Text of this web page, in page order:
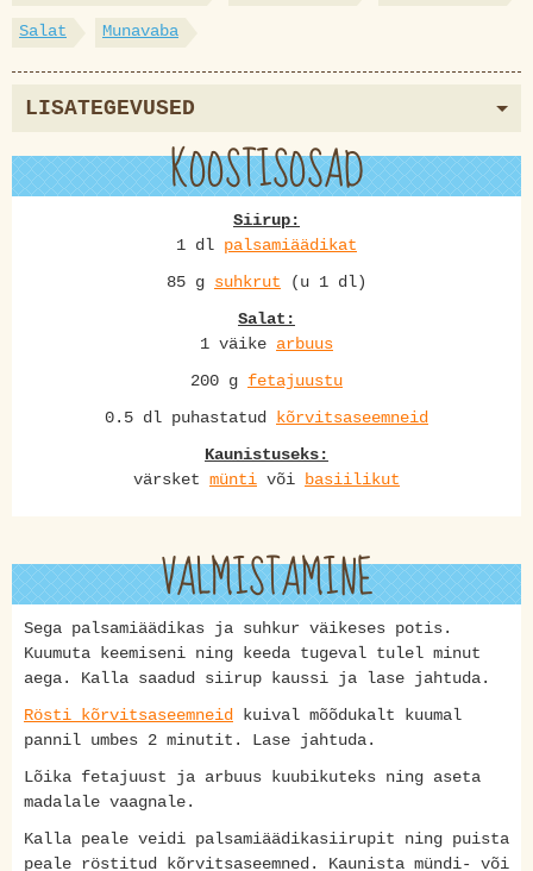
Salat Munavaba
LISATEGEVUSED
KOOSTISOSAD
Siirup:
1 dl palsamiäädikat
85 g suhkrut (u 1 dl)
Salat:
1 väike arbuus
200 g fetajuustu
0.5 dl puhastatud
kõrvitsaseemneid
Kaunistuseks:
värsket münti või basiilikut
VALMISTAMINE
Sega palsamiäädikas ja suhkur väikeses potis.
Kuumuta keemiseni ning keeda tugeval tulel minut
aega. Kalla saadud siirup kaussi ja lase jahtuda.
Rösti kõrvitsaseemneid
kuival mõõdukalt kuumal
pannil umbes 2 minutit. Lase jahtuda.
Lõika fetajuust ja arbuus kuubikuteks ning aseta
madalale vaagnale.
Kalla peale veidi palsamiäädikasiirupit ning puista
peale röstitud kõrvitsaseemned. Kaunista mündi- või